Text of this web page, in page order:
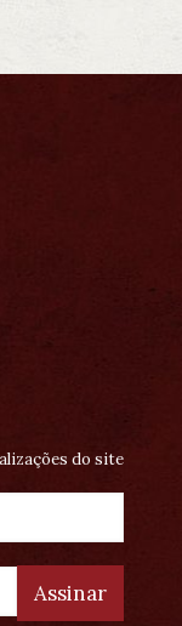
do site